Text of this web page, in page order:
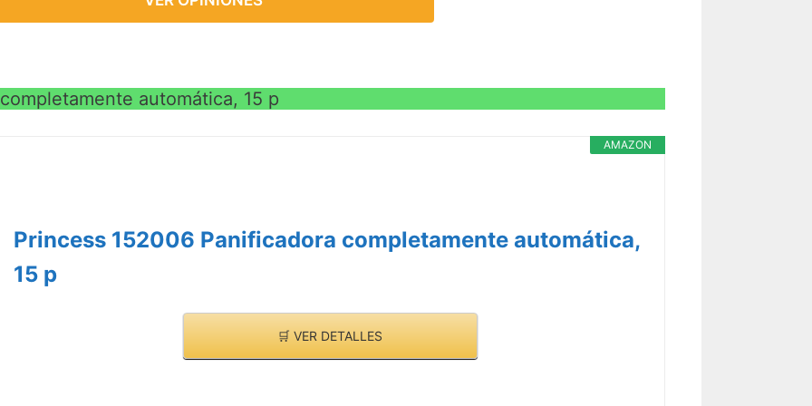
automática, 15 p
AMAZON
Princess 152006 Panificadora completamente automática,
15 p
🛒 VER DETALLES